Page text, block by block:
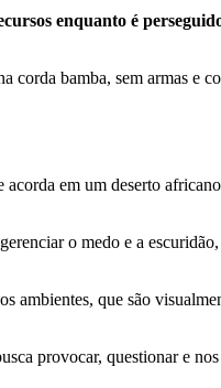
enquanto é
corda bamba, sem armas e
em um deserto
o medo e a
ambientes, que são
provocar, questionar e